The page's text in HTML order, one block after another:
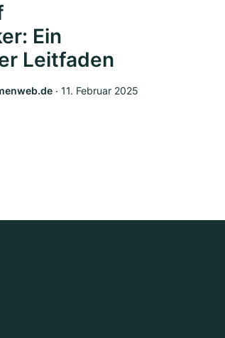
Ein
Leitfaden
‧ 11. Februar 2025